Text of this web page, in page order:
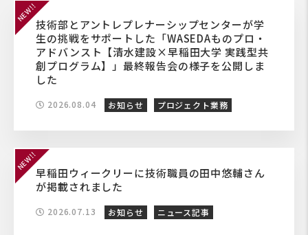
技術部とアントレプレナーシップセンターが学
生の挑戦をサポートした「WASEDAものプロ・
アドバンスト【清水建設×早稲田大学 実践型共
創プログラム】」最終報告会の様子を公開しま
した
2026.08.04 お知らせ プロジェクト業務
早稲田ウィークリーに技術職員の田中悠輔さん
が掲載されました
2026.07.13 お知らせ ニュース記事